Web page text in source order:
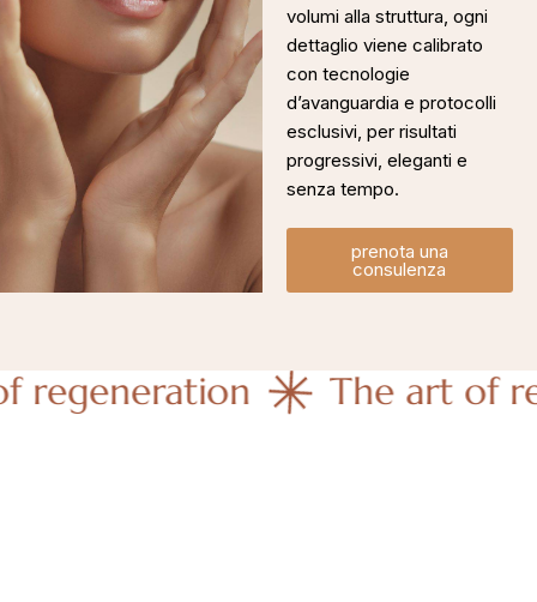
volumi alla struttura, ogni
dettaglio viene calibrato
con tecnologie
d’avanguardia e protocolli
esclusivi, per risultati
progressivi, eleganti e
senza tempo.
prenota una
consulenza
The art of